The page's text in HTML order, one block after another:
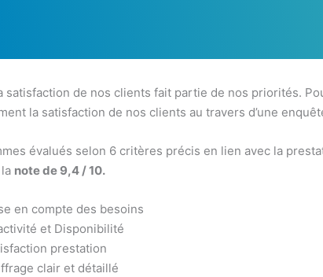
satisfaction de nos clients fait partie de nos priorités.
la satisfaction de nos clients au travers d’une
évalués selon 6 critères précis en lien avec la
note de 9,4 / 10.
en compte des besoins
et Disponibilité
prestation
clair et détaillé